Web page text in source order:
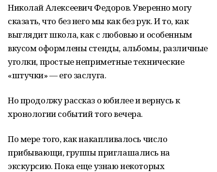
Николай Алексеевич Федоров. Уверенно могу
сказать, что без него мы как без рук. И то, как
выглядит школа, как с любовью и особенным
вкусом оформлены стенды, альбомы, различные
уголки, простые неприметные технические
«штучки» — его заслуга.
Но продолжу рассказ о юбилее и вернусь к
хронологии событий того вечера.
По мере того, как накапливалось число
прибывающи, группы приглашались на
экскурсию. Пока еще узнаю некоторых